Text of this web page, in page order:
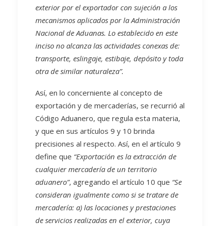
exterior por el exportador con sujeción a los
mecanismos aplicados por la Administración
Nacional de Aduanas. Lo establecido en este
inciso no alcanza las actividades conexas de:
transporte, eslingaje, estibaje, depósito y toda
otra de similar naturaleza”.
Así, en lo concerniente al concepto de
exportación y de mercaderías, se recurrió al
Código Aduanero, que regula esta materia,
y que en sus artículos 9 y 10 brinda
precisiones al respecto. Así, en el artículo 9
define que “Exportación es la extracción de
cualquier mercadería de un territorio
aduanero”, agregando el artículo 10 que “Se
consideran igualmente como si se tratare de
mercadería: a) las locaciones y prestaciones
de servicios realizadas en el exterior, cuya